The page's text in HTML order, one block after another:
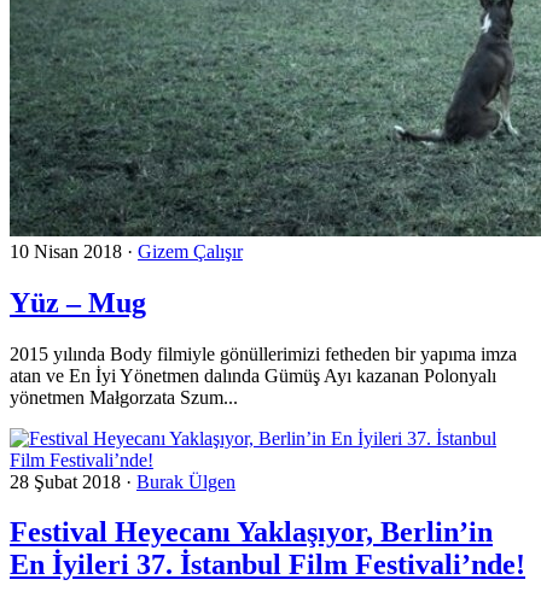
10 Nisan 2018 · Gizem Çalışır
Yüz – Mug
2015 yılında Body filmiyle gönüllerimizi fetheden bir yapıma imza
atan ve En İyi Yönetmen dalında Gümüş Ayı kazanan Polonyalı
yönetmen Małgorzata Szum...
28 Şubat 2018 · Burak Ülgen
Festival Heyecanı Yaklaşıyor, Berlin’in
En İyileri 37. İstanbul Film Festivali’nde!